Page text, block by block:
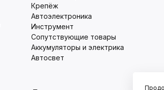
Крепёж
Автоэлектроника
Инструмент
Сопутствующие товары
Аккумуляторы и электрика
Автосвет